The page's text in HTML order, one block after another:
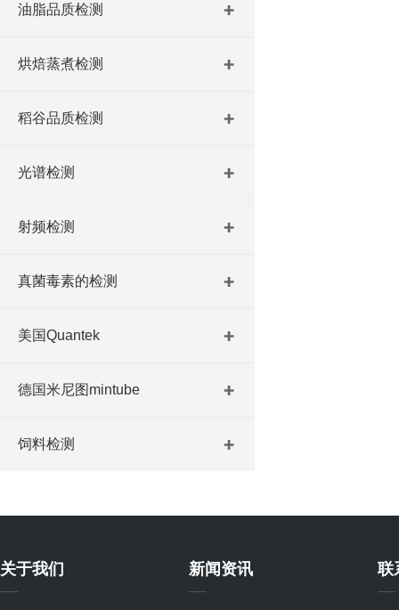
油脂品质检测
烘焙蒸煮检测
稻谷品质检测
光谱检测
射频检测
真菌毒素的检测
美国Quantek
德国米尼图mintube
饲料检测
关于我们 新闻资讯 联